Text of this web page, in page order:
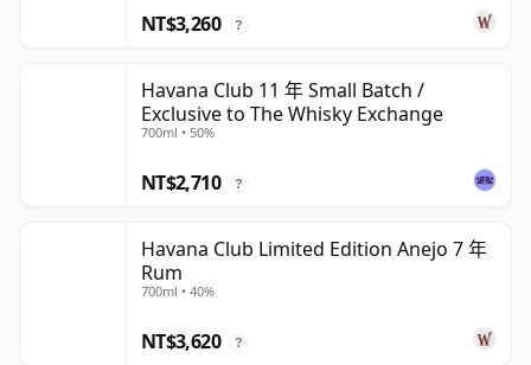
NT$3,260 ?
Havana Club 11 年 Small Batch /
Exclusive to The Whisky Exchange
700ml • 50%
NT$2,710 ?
Havana Club Limited Edition Anejo 7 年
Rum
700ml • 40%
NT$3,620 ?